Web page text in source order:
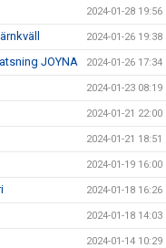
2024-01-28 19:56
2024-01-26 19:38
JOYNA 2024-01-26 17:34
2024-01-23 08:19
2024-01-21 22:00
2024-01-21 18:51
2024-01-19 16:00
2024-01-18 16:26
2024-01-18 14:03
2024-01-14 10:29